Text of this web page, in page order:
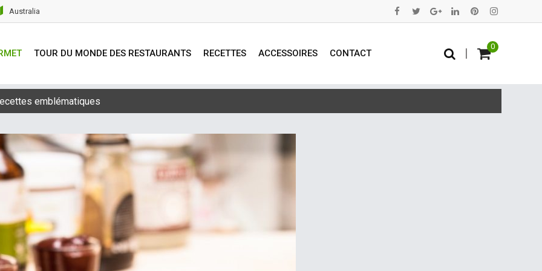
Australia
TOUR DU MONDE DES RESTAURANTS RECETTES ACCESSOIRES CONTACT
0
|
Italienne